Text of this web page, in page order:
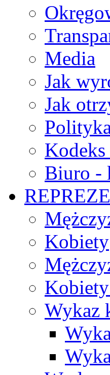
Media
Jak
Jak
Biuro -
Kobiety
Wykaz